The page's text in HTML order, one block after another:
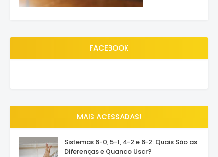
FACEBOOK
MAIS ACESSADAS!
Sistemas 6-0, 5-1, 4-2 e 6-2: Quais São as
Diferenças e Quando Usar?